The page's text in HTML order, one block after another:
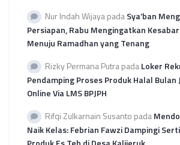
Nur Indah WijayapadaSya’ban
Persiapan, Rabu Mengingatkan
Menuju Ramadhan yang Tenang
Rizky Permana PutrapadaLoker
Pendamping Proses Produk Halal Bulan
Online Via LMS BPJPH
Rifqi Zulkarnain Susanto pada
Naik Kelas: Febrian Fawzi Dampingi